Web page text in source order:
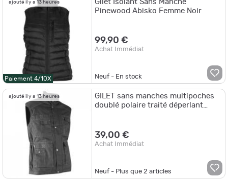
ajouté il y a 13 heures
Paiement 4/10X
Gilet Isolant Sans Manche
Pinewood Abisko Femme Noir
99,90 €
Achat Immédiat
Neuf - En stock
ajouté il y a 13 heures
GILET sans manches multipoches
doublé polaire traité déperlant
39,00 €
Achat Immédiat
Neuf - Plus que2 articles